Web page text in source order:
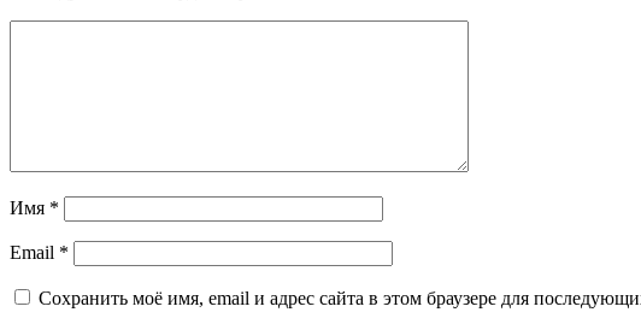
Имя *
Email *
Сохранить моё имя, email и адрес сайта в этом браузере для